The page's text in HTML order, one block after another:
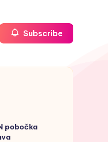
Subscribe
pobočka